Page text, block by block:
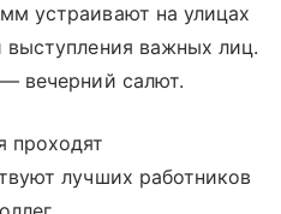
устраивают на улицах
выступления важных лиц.
вечерний салют.
проходят
лучших работников